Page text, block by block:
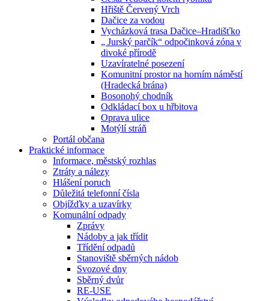
Hřiště Červený Vrch
Dačice za vodou
Vycházková trasa Dačice–Hradišťko
„ Jurský parčík“ odpočinková zóna v
divoké přírodě
Uzavíratelné posezení
Komunitní prostor na horním náměstí
(Hradecká brána)
Bosonohý chodník
Odkládací box u hřbitova
Oprava ulice
Motýlí stráň
Portál občana
Praktické informace
Informace, městský rozhlas
Ztráty a nálezy
Hlášení poruch
Důležitá telefonní čísla
Objížďky a uzavírky
Komunální odpady
Zprávy
Nádoby a jak třídit
Třídění odpadů
Stanoviště sběrných nádob
Svozové dny
Sběrný dvůr
RE-USE